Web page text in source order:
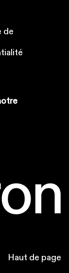
de
Haut de page